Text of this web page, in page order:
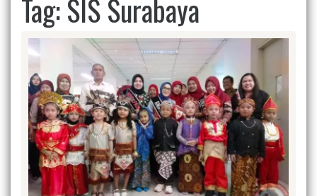
Tag:SIS Surabaya